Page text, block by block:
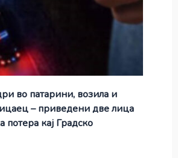
во патарини, возила и
– приведени две лица
потера кај Градско